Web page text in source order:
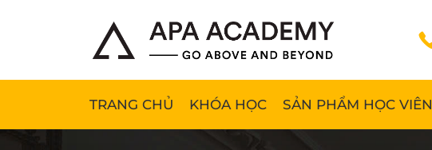
TRANG CHỦ KHÓA HỌC SẢN PHẨM HỌC VIÊN